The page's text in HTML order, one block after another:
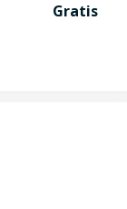
Gratis